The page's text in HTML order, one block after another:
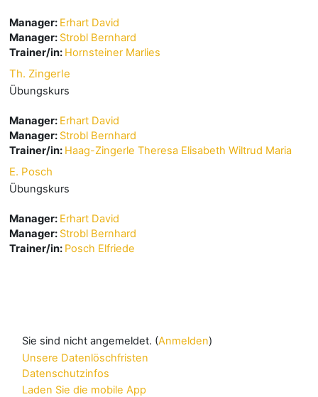
Manager: Erhart David
Manager: Strobl Bernhard
Trainer/in: Hornsteiner Marlies
Th. Zingerle
Übungskurs
Manager: Erhart David
Manager: Strobl Bernhard
Trainer/in: Haag-Zingerle Theresa Elisabeth Wiltrud Maria
E. Posch
Übungskurs
Manager: Erhart David
Manager: Strobl Bernhard
Trainer/in: Posch Elfriede
Sie sind nicht angemeldet. (Anmelden)
Unsere Datenlöschfristen
Datenschutzinfos
Laden Sie die mobile App